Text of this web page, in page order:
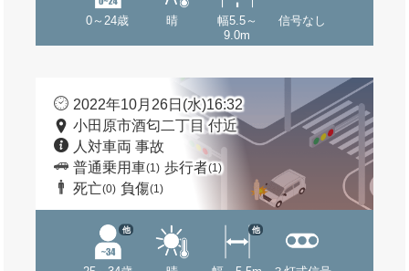
0～24歳 晴
幅5.5～
9.0m
信号なし
2022年10月26日(水)16:32
小田原市酒匂二丁目 付近
人対車両 事故
普通乗用車(1) 歩行者(1)
死亡(0) 負傷(1)
他 他